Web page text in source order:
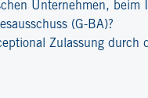
Unternehmen,
(G-BA)?
Zulassung durch